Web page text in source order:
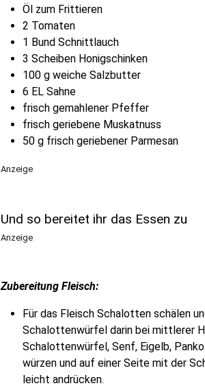
Öl zum Frittieren
2 Tomaten
1 Bund Schnittlauch
3 Scheiben Honigschinken
100 g weiche Salzbutter
6 EL Sahne
frisch gemahlener Pfeffer
frisch geriebene Muskatnuss
50 g frisch geriebener Parmesan
Anzeige
Und so bereitet ihr das Essen zu
Anzeige
Zubereitung Fleisch:
Für das Fleisch Schalotten schälen
Schalottenwürfel darin bei mittlerer
Schalottenwürfel, Senf, Eigelb,
würzen und auf einer Seite mit der
leicht andrücken.